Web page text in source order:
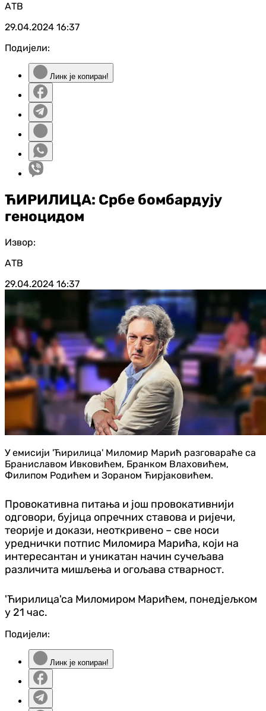
АТВ
29.04.2024 16:37
Подијели:
Линк је копиран!
ЋИРИЛИЦА: Србе бомбардују
геноцидом
Извор:
АТВ
29.04.2024 16:37
У емисији 'Ћирилица' Миломир Марић разговараће са
Браниславом Ивковићем, Бранком Влаховићем,
Филипом Родићем и Зораном Ћирјаковићем.
Провокативна питања и још провокативнији
одговори, бујица опречних ставова и ријечи,
теорије и докази, неоткривено – све носи
уреднички потпис Миломира Марића, који на
интересантан и уникатан начин сучељава
различита мишљења и огољава стварност.
'Ћирилица'са Миломиром Марићем, понедјељком
у 21 час.
Подијели:
Линк је копиран!